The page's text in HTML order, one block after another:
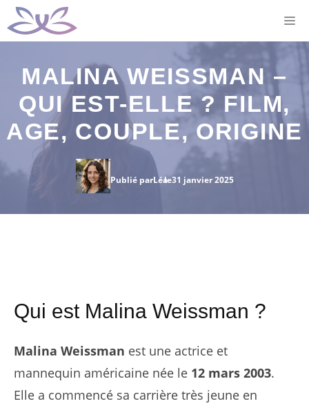
Aller
au
MALINA WEISSMAN –
QUI EST-ELLE ? FILM,
AGE, COUPLE, ORIGINE
Publié parLéale31 janvier 2025
Qui est Malina Weissman ?
Malina Weissman est une actrice et
mannequin américaine née le 12 mars 2003.
Elle a commencé sa carrière très jeune en